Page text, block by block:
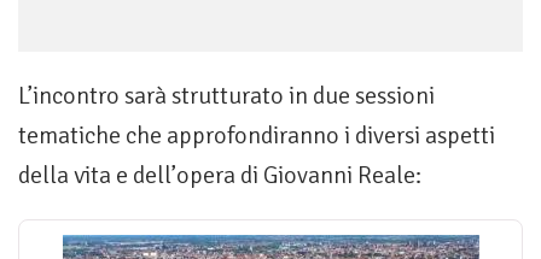
L’incontro sarà strutturato in due sessioni
tematiche che approfondiranno i diversi aspetti
della vita e dell’opera di Giovanni Reale: